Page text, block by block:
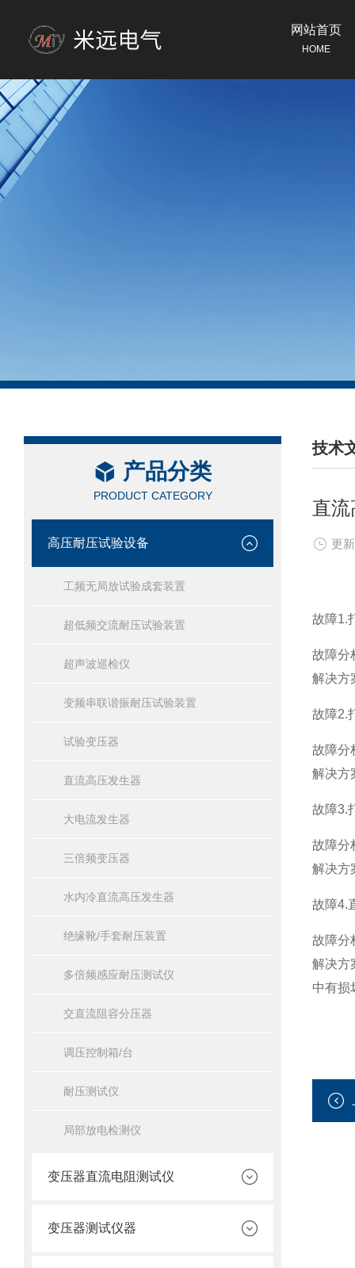
网站首页
HOME
产品分类
PRODUCT CATEGORY
高压耐压试验设备
工频无局放试验成套装置
超低频交流耐压试验装置
超声波巡检仪
变频串联谐振耐压试验装置
试验变压器
直流高压发生器
大电流发生器
三倍频变压器
水内冷直流高压发生器
绝缘靴/手套耐压装置
多倍频感应耐压测试仪
交直流阻容分压器
调压控制箱/台
耐压测试仪
局部放电检测仪
变压器直流电阻测试仪
变压器测试仪器
技术
/
直
更
故障1.
故障分
解决方
故障2.
故障分
解决方
故障3.
故障分
解决方
故障4.
故障分
解决方
中有损